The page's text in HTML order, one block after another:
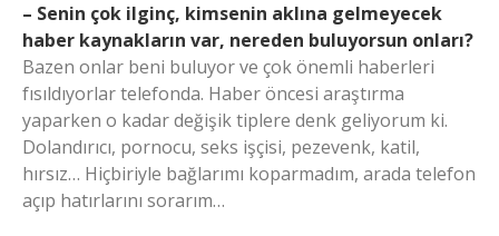
– Senin çok ilginç, kimsenin aklına gelmeyecek
haber kaynakların var, nereden buluyorsun onları?
Bazen onlar beni buluyor ve çok önemli haberleri
fısıldıyorlar telefonda. Haber öncesi araştırma
yaparken o kadar değişik tiplere denk geliyorum ki.
Dolandırıcı, pornocu, seks işçisi, pezevenk, katil,
hırsız… Hiçbiriyle bağlarımı koparmadım, arada telefon
açıp hatırlarını sorarım…